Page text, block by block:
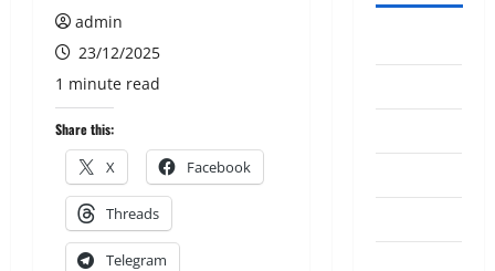
admin
23/12/2025
1 minute read
Share this:
X Facebook
Threads
Telegram